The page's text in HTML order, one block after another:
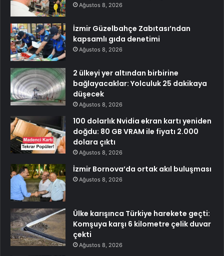
Ağustos 8, 2026
İzmir Güzelbahçe Zabıtası’ndan
kapsamlı gıda denetimi
Ağustos 8, 2026
2 ülkeyi yer altından birbirine
bağlayacaklar: Yolculuk 25 dakikaya
düşecek
Ağustos 8, 2026
100 dolarlık Nvidia ekran kartı yeniden
doğdu: 80 GB VRAM ile fiyatı 2.000
dolara çıktı
Ağustos 8, 2026
İzmir Bornova’da ortak akıl buluşması
Ağustos 8, 2026
Ülke karışınca Türkiye harekete geçti:
Komşuya karşı 6 kilometre çelik duvar
çekti
Ağustos 8, 2026